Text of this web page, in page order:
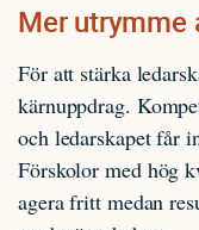
Mer
För att stärka
kärnuppdrag.
och ledarskapet får
Förskolor med hög
agera fritt medan